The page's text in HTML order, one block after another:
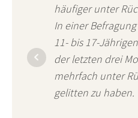
häufiger unter
In einer
11- bis 17-
der letzten drei
mehrfach unter
gelitten zu haben.